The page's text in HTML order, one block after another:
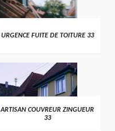
URGENCE FUITE DE TOITURE 33
ARTISAN COUVREUR ZINGUEUR
33